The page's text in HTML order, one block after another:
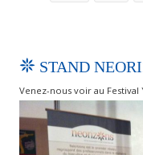
STAND
Venez-nous voir au Festival